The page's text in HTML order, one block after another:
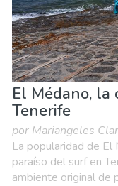
El Médano, la
Tenerife
por Mariangeles
La popularidad de El
paraíso del surf en
ambiente original de